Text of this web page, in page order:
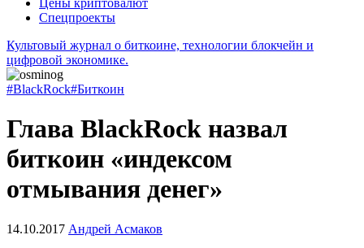
Цены криптовалют
Спецпроекты
Культовый журнал о биткоине, технологии блокчейн и
цифровой экономике.
#BlackRock#Биткоин
Глава BlackRock назвал
биткоин «индексом
отмывания денег»
14.10.2017 Андрей Асмаков